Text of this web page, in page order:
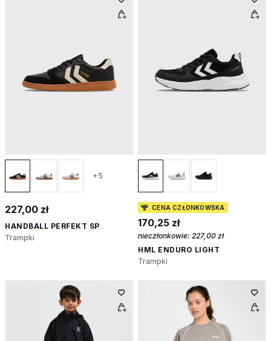
+5
227,00 zł
HANDBALL PERFEKT SP
Trampki
CENA CZŁONKOWSKA
170,25 zł
nieczłonkowie: 227,00 zł
HML ENDURO LIGHT
Trampki